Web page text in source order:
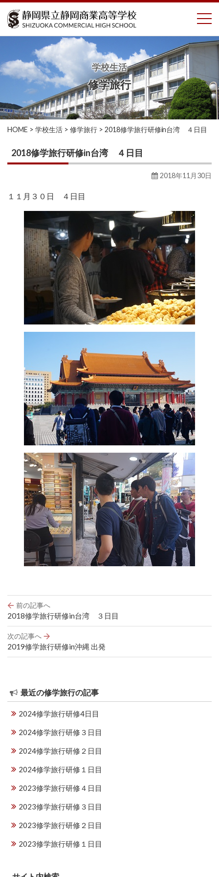
コ
へ
ス
プ
学校生活
修学旅行
HOME > 学校生活> 修学旅行> 2018修学旅行研修in台湾 ４日目
2018修学旅行研修in台湾 ４日目
2018年11月30日
１１月３０日 ４日目
投
稿
ビ
ゲ
ー
ン
前の記事へ
2018修学旅行研修in台湾 ３日目
次の記事へ
2019修学旅行研修in沖縄 出発
最近の修学旅行の記事
2024修学旅行研修4日目
2024修学旅行研修３日目
2024修学旅行研修２日目
2024修学旅行研修１日目
2023修学旅行研修４日目
2023修学旅行研修３日目
2023修学旅行研修２日目
2023修学旅行研修１日目